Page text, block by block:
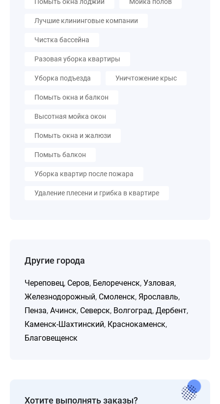
Лучшие клининговые компании
Чистка бассейна
Разовая уборка квартиры
Уборка подъезда Уничтожение крыс
Помыть окна и балкон
Высотная мойка окон
Помыть окна и жалюзи
Помыть балкон
Уборка квартир после пожара
Удаление плесени и грибка в квартире
Другие города
Череповец, Серов, Белореченск, Узловая,
Железнодорожный, Смоленск, Ярославль,
Пенза, Ачинск, Северск, Волгоград, Дербент,
Каменск-Шахтинский, Краснокаменск,
Благовещенск
Хотите выполнять заказы?